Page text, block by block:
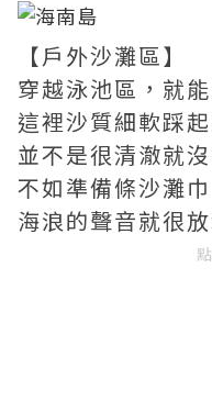
【戶外沙灘區】
穿越泳池區，就
這裡沙質細軟踩
並不是很清澈就
不如準備條沙灘
海浪的聲音就很